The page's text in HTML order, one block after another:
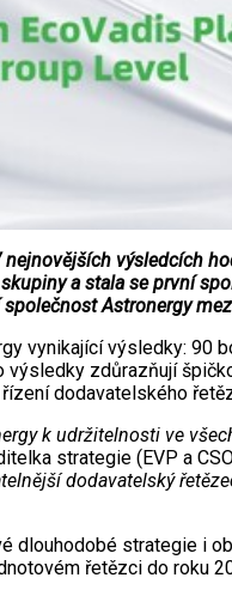
nejnovějších výsledcích
a stala se první
Astronergy
vynikající výsledky:
výsledky zdůrazňují
dodavatelského
k udržitelnosti ve
strategie (EVP a
dodavatelský
dlouhodobé strategie i
řetězci do roku